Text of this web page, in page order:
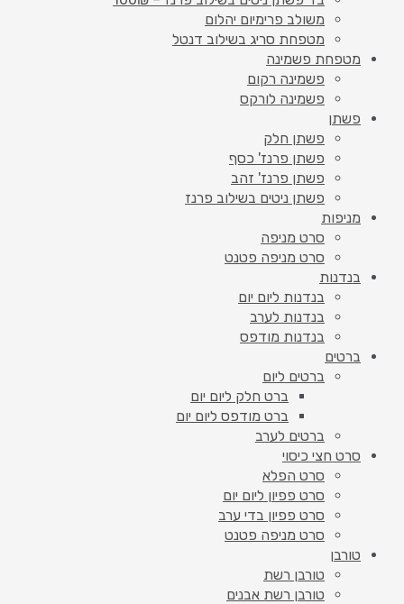
משולב פרימיום יהלום
מטפחת סריג בשילוב דנטל
מטפחת פשמינה
פשמינה רקום
פשמינה לורקס
פשתן
פשתן חלק
פשתן פרנז' כסף
פשתן פרנז' זהב
פשתן ניטים בשילוב פרנז
מניפות
סרט מניפה
סרט מניפה פטנט
בנדנות
בנדנות ליום יום
בנדנות לערב
בנדנות מודפס
ברטים
ברטים ליום
ברט חלק ליום יום
ברט מודפס ליום יום
ברטים לערב
סרט חצי כיסוי
סרט הפלא
סרט פפיון ליום יום
סרט פפיון בדי ערב
סרט מניפה פטנט
טורבן
טורבן רשת
טורבן רשת אבנים